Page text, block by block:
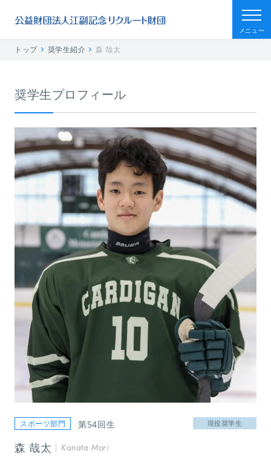
メニュー
トップ 奨学生紹介 森 哉太
奨学生プロフィール
スポーツ部門 第54回生 現役奨学生
森 哉太 Kanata Mori